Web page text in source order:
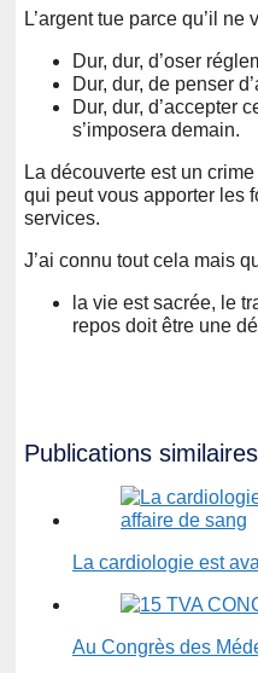
L’argent tue parce qu’il ne
Dur, dur, d’oser
Dur, dur, de penser
Dur, dur, d’accepter
s’imposera demain.
La découverte est un
qui peut vous apporter les
services.
J’ai connu tout cela mais
la vie est sacrée, le
repos doit être une
Publications
La cardiologie est
Au Congrès des